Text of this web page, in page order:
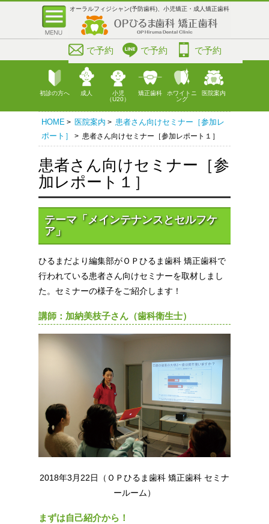
オーラルフィジシャン(予防歯科)、小児矯正・成人矯正歯科
で予約 で予約 で予約
初診の方へ 成人
小児
（U20）
矯正歯科
ホワイトニ
ング
医院案内
HOME > 医院案内 > 患者さん向けセミナー［参加レ
ポート］
> 患者さん向けセミナー［参加レポート１］
患者さん向けセミナー［参
加レポート１］
テーマ「メインテナンスとセルフケ
ア」
ひるまだより編集部がＯＰひるま歯科 矯正歯科で
行われている患者さん向けセミナーを取材しまし
た。セミナーの様子をご紹介します！
講師：加納美枝子さん（歯科衛生士）
2018年3月22日（ＯＰひるま歯科 矯正歯科 セミナ
ールーム）
まずは自己紹介から！